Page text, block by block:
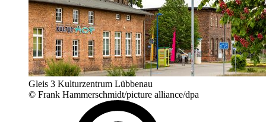
Gleis 3 Kulturzentrum Lübbenau
© Frank Hammerschmidt/picture alliance/dpa